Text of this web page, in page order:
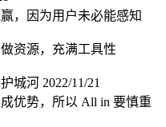
，因为用户未必能感知
资源，充满工具性
城河 2022/11/21
优势，所以 All in 要慎重